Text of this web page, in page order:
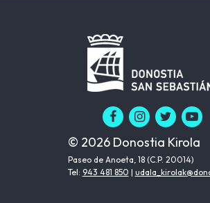
© 2026 Donostia Kirola
Paseo de Anoeta, 18 (C.P. 20014)
Tel: 943 481 850 |